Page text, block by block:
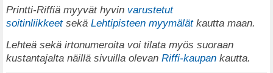
Printti-Riffiä myyvät hyvin varustetut
soitinliikkeet sekä Lehtipisteen myymälätkautta maan.
Lehteä sekä irtonumeroita voi tilata myös suoraan
kustantajalta näillä sivuilla olevan Riffi-kaupan kautta.